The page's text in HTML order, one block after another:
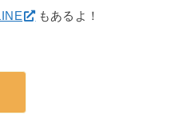
もあるよ！